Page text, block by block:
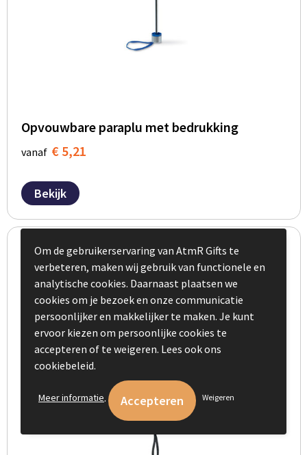
Opvouwbare paraplu met bedrukking
vanaf € 5,21
Bekijk
Om de gebruikerservaring van AtmR Gifts te
verbeteren, maken wij gebruik van functionele en
analytische cookies. Daarnaast plaatsen we
cookies om je bezoek en onze communicatie
persoonlijker en makkelijker te maken. Je kunt
ervoor kiezen om persoonlijke cookies te
accepteren of te weigeren. Lees ook ons
cookiebeleid.
Meer informatie. Weigeren